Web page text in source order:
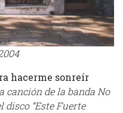
hacerme sonreír
canción de la banda No
disco “Este Fuerte